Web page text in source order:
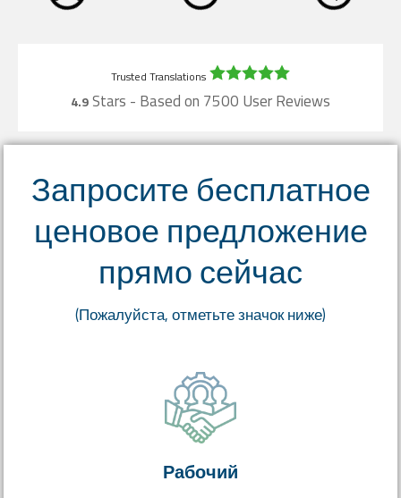
4.9Stars - Based on 7500 User Reviews
Запросите бесплатное
ценовое предложение
прямо сейчас
(Пожалуйста, отметьте значок ниже)
Рабочий